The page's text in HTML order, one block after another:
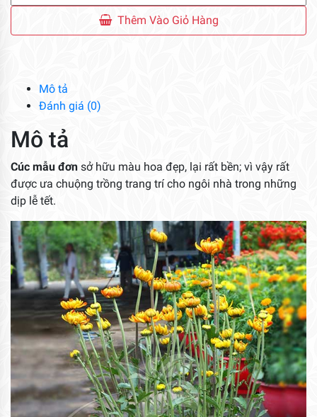
Mẫu
Thêm Vào Giỏ Hàng
Mô tả
Đánh giá (0)
Mô tả
Cúc mẫu đơn sở hữu màu hoa đẹp, lại rất bền; vì vậy rất
được ưa chuộng trồng trang trí cho ngôi nhà trong những
dịp lễ tết.